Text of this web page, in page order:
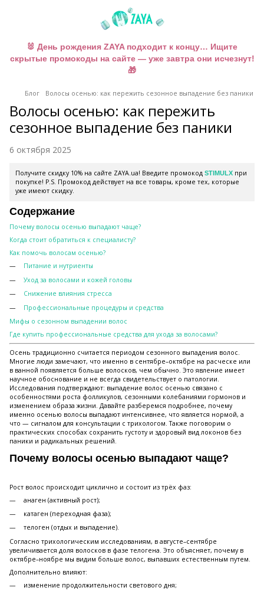
🐰 День рождения ZAYA подходит к концу… Ищите
скрытые промокоды на сайте — уже завтра они исчезнут!
🎁
Блог Волосы осенью: как пережить сезонное выпадение без паники
Волосы осенью: как пережить
сезонное выпадение без паники
6 октября 2025
Получите скидку 10% на сайте ZAYA.ua! Введите промокод STIMULX при
покупке! P.S. Промокод действует на все товары, кроме тех, которые
уже имеют скидку.
Содержание
Почему волосы осенью выпадают чаще?
Когда стоит обратиться к специалисту?
Как помочь волосам осенью?
Питание и нутриенты
Уход за волосами и кожей головы
Снижение влияния стресса
Профессиональные процедуры и средства
Мифы о сезонном выпадении волос
Где купить профессиональные средства для ухода за волосами?
Осень традиционно считается периодом сезонного выпадения волос.
Многие люди замечают, что именно в сентябре–октябре на расческе или
в ванной появляется больше волосков, чем обычно. Это явление имеет
научное обоснование и не всегда свидетельствует о патологии.
Исследования подтверждают: выпадение волос осенью связано с
особенностями роста фолликулов, сезонными колебаниями гормонов и
изменением образа жизни. Давайте разберемся подробнее, почему
именно осенью волосы выпадают интенсивнее, что является нормой, а
что — сигналом для консультации с трихологом. Также поговорим о
практических способах сохранить густоту и здоровый вид локонов без
паники и радикальных решений.
Почему волосы осенью выпадают чаще?
Рост волос происходит циклично и состоит из трёх фаз:
анаген (активный рост);
катаген (переходная фаза);
телоген (отдых и выпадение).
Согласно трихологическим исследованиям, в августе–сентябре
увеличивается доля волосков в фазе телогена. Это объясняет, почему в
октябре–ноябре мы видим больше волос, выпавших естественным путем.
Дополнительно влияют:
изменение продолжительности светового дня;